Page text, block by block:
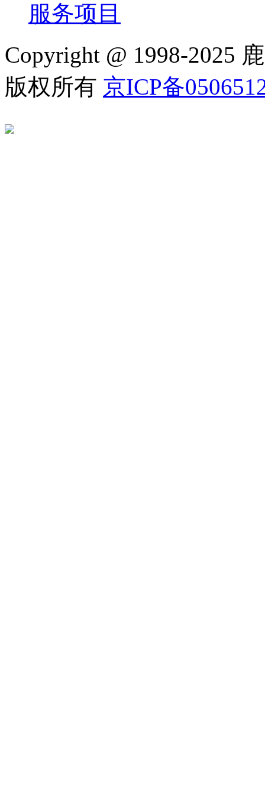
服务项目
Copyright @ 1998-2025
版权所有 京ICP备